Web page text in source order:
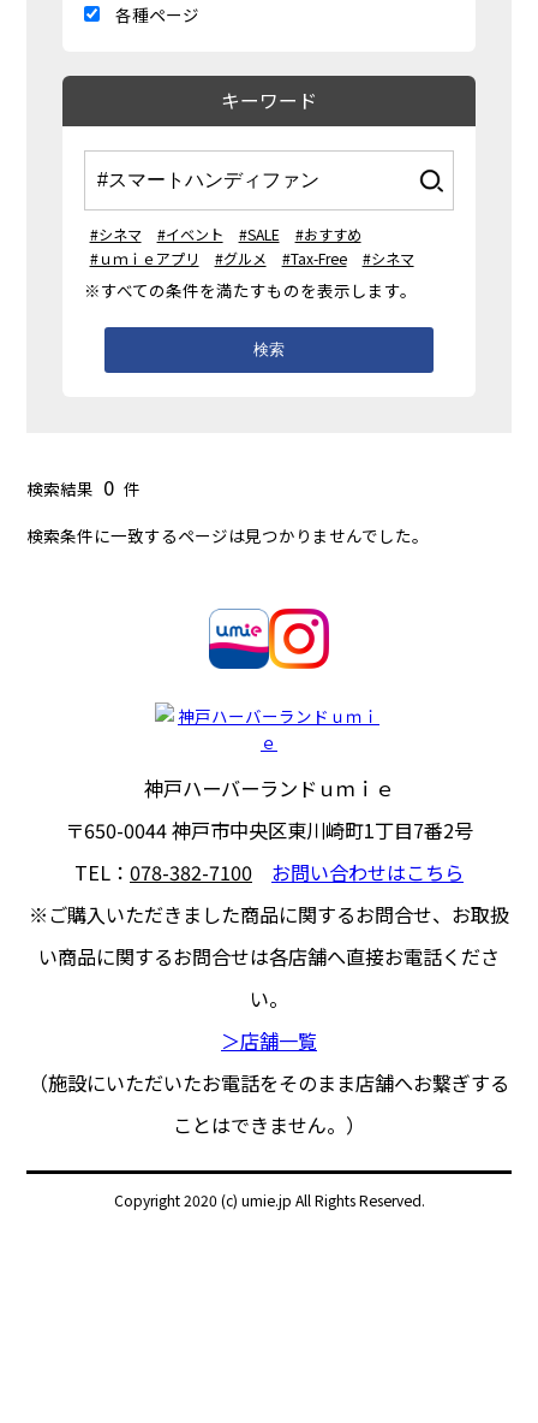
各種ページ
キーワード
#シネマ #イベント #SALE
#おすすめ
#ｕｍｉｅアプリ
#グルメ #Tax-Free #シネマ
※すべての条件を満たすものを表示します。
検索
検索結果 0 件
検索条件に一致するページは見つかりませんでした。
神戸ハーバーランドｕｍｉｅ
〒650-0044神戸市中央区東川崎町1丁目7番2号
TEL： 078-382-7100
お問い合わせはこちら
※ご購入いただきました商品に関するお問合せ、 お取扱
い商品に関するお問合せは各店舗へ直接お電話くださ
い。
＞店舗一覧
（施設にいただいたお電話をそのまま店舗へお繋ぎする
ことはできません。）
Copyright 2020 (c) umie.jp All Rights Reserved.